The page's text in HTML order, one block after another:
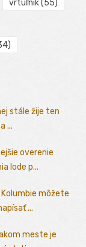
vrtuľník(55)
stále žije ten
...
overenie
lode p...
Kolumbie môžete
...
meste je